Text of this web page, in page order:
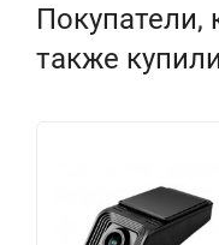
Покупатели,
также купили